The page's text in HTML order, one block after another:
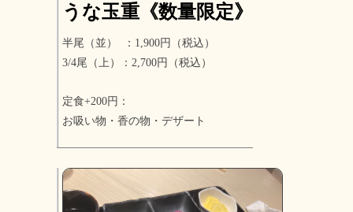
うな玉重《数量限定》
半尾（並） ：1,900円（税込）
3/4尾（上）：2,700円（税込）
定食+200円：
お吸い物・香の物・デザート